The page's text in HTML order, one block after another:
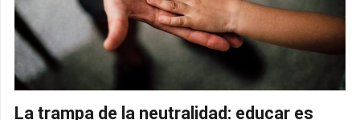
La trampa de la neutralidad: educar es